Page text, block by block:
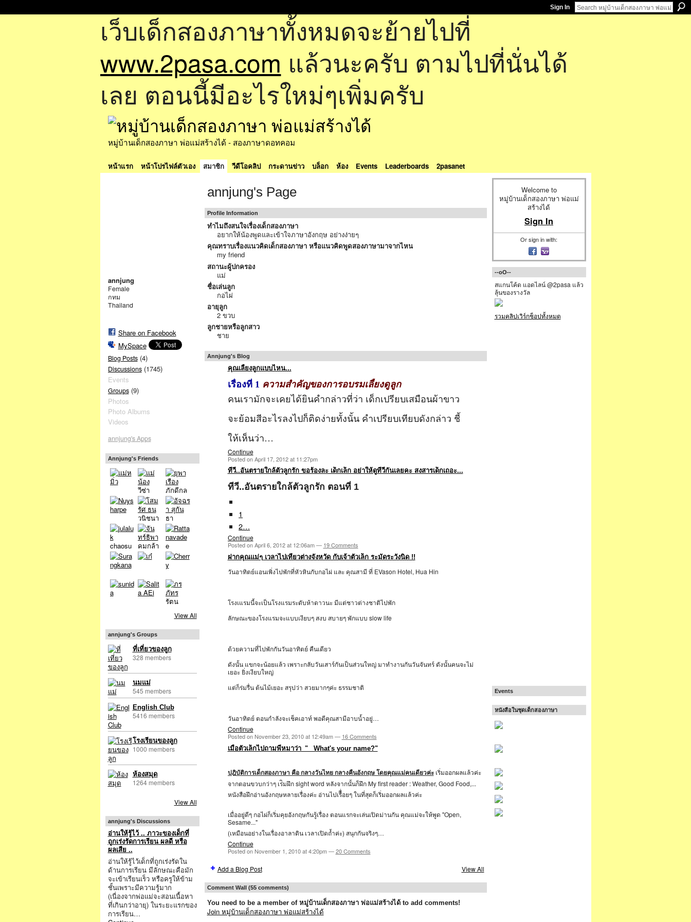
Sign In
เว็บเด็กสองภาษาทั้งหมดจะย้ายไปที่
www.2pasa.com แล้วนะครับ ตามไปที่นั่นได้
เลย ตอนนี้มีอะไรใหม่ๆเพิ่มครับ
หมู่บ้านเด็กสองภาษา พ่อแม่สร้างได้ - สองภาษาดอทคอม
หน้าแรก หน้าโปรไฟล์ตัวเอง สมาชิก วีดีโอคลิป กระดานข่าว บล็อก ห้อง Events Leaderboards 2pasanet
annjung
Female
กทม
Thailand
Share on Facebook
MySpace
Blog Posts(4)
Discussions(1745)
Events
Groups(9)
Photos
Photo Albums
Videos
annjung's Apps
Annjung's Friends
View All
annjung's Groups
ที่เที่ยวของลูก
328 members
นมแม่
545 members
English Club
5416 members
โรงเรียนของลูก
1000 members
ห้องสมุด
1264 members
View All
annjung's Discussions
อ่านให้รู้ไว้ .. ภาวะของเด็กที่
ถูกเร่งรัดการเรียน ผลดี หรือ
ผลเสีย ..
อ่านให้รู้ไว้เด็กที่ถูกเร่งรัดใน
ด้านการเรียน มีลักษณะคือมัก
จะเข้าเรียนเร็ว หรือครูให้ข้าม
ชั้นเพราะมีความรู้มาก
(เนื่องจากพ่อแม่จะสอนเนื้อหา
ที่เกินกว่าอายุ) ในระยะแรกของ
การเรียน…
annjung's Page
Profile Information
ทำไมถึงสนใจเรื่องเด็กสองภาษา
อยากให้น้องพูดและเข้าใจภาษาอังกฤษ อย่างง่ายๆ
คุณทราบเรื่องแนวคิดเด็กสองภาษา หรือแนวคิดพูดสองภาษามาจากไหน
my friend
สถานะผู้ปกครอง
แม่
ชื่อเล่นลูก
กอไผ่
อายุลูก
2 ขวบ
ลูกชายหรือลูกสาว
ชาย
Annjung's Blog
คุณเลี้ยงลูกแบบไหน...
เรื่องที่ 1 ความสำคัญของการอบรมเลี้ยงดูลูก
คนเรามักจะเคยได้ยินคำกล่าวที่ว่า เด็กเปรียบเสมือนผ้าขาว
จะย้อมสีอะไรลงไปก็ติดง่ายทั้งนั้น คำเปรียบเทียบดังกล่าว ชี้
ให้เห็นว่า…
Continue
Posted on April 17, 2012 at 11:27pm
ทีวี..อันตรายใกล้ตัวลูกรัก ขอร้องละ เด็กเล็ก อย่าให้ดูทีวีกันเลยคะ สงสารเด็กเถอะ...
ทีวี..อันตรายใกล้ตัวลูกรัก ตอนที่ 1
1
2…
Continue
Posted on April 6, 2012 at 12:06am — 19 Comments
ฝากคุณแม่ๆ เวลาไปเที่ยวต่างจังหวัด กับเจ้าตัวเล็ก ระมัดระวังนิด !!
วันอาทิตย์แอนเพิ่งไปพักที่หัวหินกับกอไผ่ และ คุณสามี ที่ EVason Hotel, Hua Hin
โรงเแรมนี้จะเป็นโรงแรมระดับห้าดาวนะ มีแต่ชาวต่างชาติไปพัก
ลักษณะของโรงแรมจะแบบเงียบๆ สงบ สบายๆ พักแบบ slow life
ด้วยความที่ไปพักกันวันอาทิตย์ คืนเดียว
ดังนั้น แขกจะน้อยแล้ว เพราะกลับวันเสาร์กันเป็นส่วนใหญ่ มาทำงานกันวันจันทร์ ดังนั้นคนจะไม่
เยอะ ยิ่งเงียบใหญ่
แต่ก็ร่มรื่น ต้นไม้เยอะ สรุปว่า สวยมากๆค่ะ ธรรมชาติ
วันอาทิตย์ ตอนกำลังจะเช็คเอาท์ พอดีคุณสามีอาบน้ำอยู่…
Continue
Posted on November 23, 2010 at 12:49am — 16 Comments
เมื่อตัวเล็กไปถามพี่หมาว่า_" _What's your name?"
ปฎิบัติการเด็กสองภาษา คือ กลางวันไทย กลางคืนอังกฤษ โดยคุณแม่คนเดียวค่ะเริ่มออกผลแล้วค่ะ
จากตอนขวบกว่าๆ เร่ิมฝึก sight word หลังจากนั้นก็ฝึก My first reader : Weather, Good Food,...
หนังสือฝึกอ่านอังกฤษหลายเรื่องค่ะ อ่านไปเรืื่อยๆ ในที่สุดก็เริ่มออกผลแล้วค่ะ
เมื่ออยู่ดีๆ กอไผ่ก็เริ่มคุยอังกฤษกันรู้เรื่อง ตอนแรกจะเล่นเปิดม่านกัน คุณแม่จะให้พูด "Open,
Sesame..."
(เหมือนอย่างในเรื่องอาลาดิน เวลาเปิดถ้ำค่ะ) สนุกกันจริงๆ…
Continue
Posted on November 1, 2010 at 4:20pm —20 Comments
Add a Blog Post View All
Comment Wall (55 comments)
You need to be a member of หมู่บ้านเด็กสองภาษา พ่อแม่สร้างได้ to add comments!
Join หมู่บ้านเด็กสองภาษา พ่อแม่สร้างได้
Welcome to
หมู่บ้านเด็กสองภาษา พ่อแม่
สร้างได้
Sign In
Or sign in with:
--oO--
สแกนโค้ด แอดไลน์ @2pasa แล้ว
ลุ้นของรางวัล
รวมคลิปเวิร์กช็อปทั้งหมด
Events
หนังสือในชุดเด็กสองภาษา